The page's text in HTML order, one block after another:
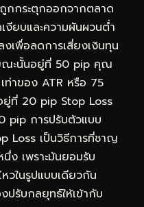
ถูกกระตุกออกจากตลาด
งียบและความผันผวนต่ำ
งเพื่อลดการเสี่ยงเงินทุน
ณะนั้นอยู่ที่ 50 pip คุณ
ท่าของ ATR หรือ 75
ยู่ที่ 20 pip Stop Loss
pip การปรับตัวแบบ
Loss เป็นวิธีการที่ชาญ
ง เพราะมันยอมรับ
วในรูปแบบเดียวกัน
ปรับกลยุทธ์ให้เข้ากับ